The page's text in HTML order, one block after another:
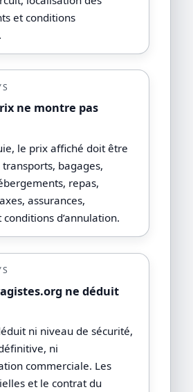
et conditions
ne montre pas
le prix affiché doit être
bagages,
repas,
assurances,
conditions d’annulation.
ne déduit
ni niveau de sécurité,
ni
commerciale. Les
et le contrat du